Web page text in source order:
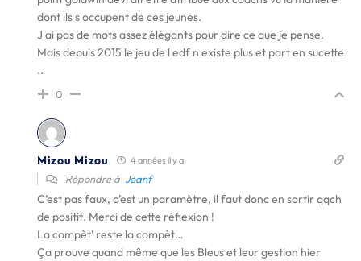
dont ils s occupent de ces jeunes.
J ai pas de mots assez élégants pour dire ce que je pense.
Mais depuis 2015 le jeu de l edf n existe plus et part en sucette
..
0
Mizou Mizou 4 années il y a
Répondre à Jeanf
C’est pas faux, c’est un paramètre, il faut donc en sortir qqch
de positif. Merci de cette réflexion !
La compèt’ reste la compèt…
Ça prouve quand même que les Bleus et leur gestion hier